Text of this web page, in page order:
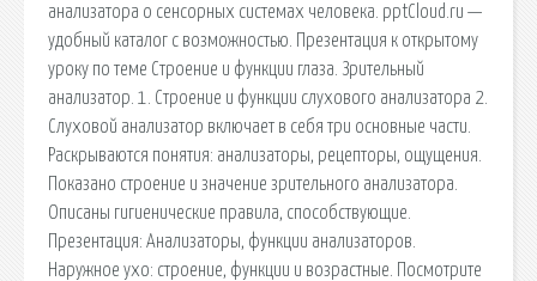
анализатора о сенсорных системах человека. pptCloud.ru —
удобный каталог с возможностью. Презентация к открытому
уроку по теме Строение и функции глаза. Зрительный
анализатор. 1. Строение и функции слухового анализатора 2.
Слуховой анализатор включает в себя три основные части.
Раскрываются понятия: анализаторы, рецепторы, ощущения.
Показано строение и значение зрительного анализатора.
Описаны гигиенические правила, способствующие.
Презентация: Анализаторы, функции анализаторов.
Наружное ухо: строение, функции и возрастные. Посмотрите